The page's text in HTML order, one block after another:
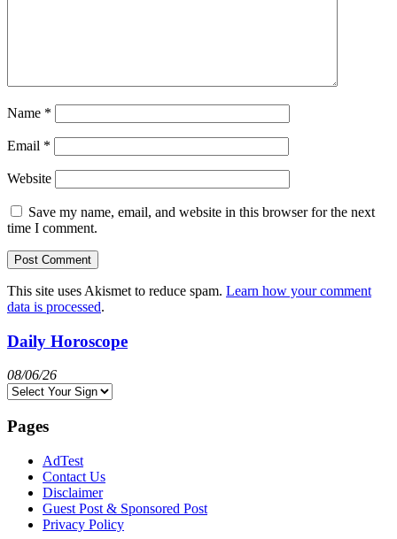
Name *
Email *
Website
Save my name, email, and website in this browser for the next
time I comment.
This site uses Akismet to reduce spam. Learn how your comment
data is processed.
Daily Horoscope
08/06/26
Pages
AdTest
Contact Us
Disclaimer
Guest Post & Sponsored Post
Privacy Policy